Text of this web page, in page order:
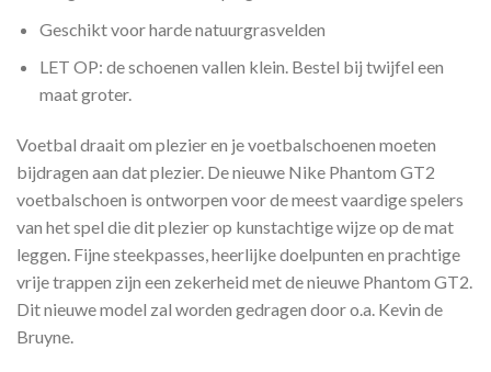
Geschikt voor harde natuurgrasvelden
LET OP: de schoenen vallen klein. Bestel bij twijfel een
maat groter.
Voetbal draait om plezier en je voetbalschoenen moeten
bijdragen aan dat plezier. De nieuwe Nike Phantom GT2
voetbalschoen is ontworpen voor de meest vaardige spelers
van het spel die dit plezier op kunstachtige wijze op de mat
leggen. Fijne steekpasses, heerlijke doelpunten en prachtige
vrije trappen zijn een zekerheid met de nieuwe Phantom GT2.
Dit nieuwe model zal worden gedragen door o.a. Kevin de
Bruyne.